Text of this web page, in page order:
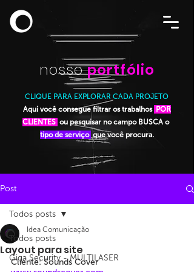
nossoportfólio
CLIQUE PARA EXPLORAR CADA PROJETO
Aqui você consegue filtrar os trabalhos POR
CLIENTES ou pesquisar no campo BUSCA o
tipo de serviço que você procura.
Post
Todos posts
Giga Security - MULTILASER
Todos posts
Layout para site
Idea Comunicação
Cliente: Sounds Cover